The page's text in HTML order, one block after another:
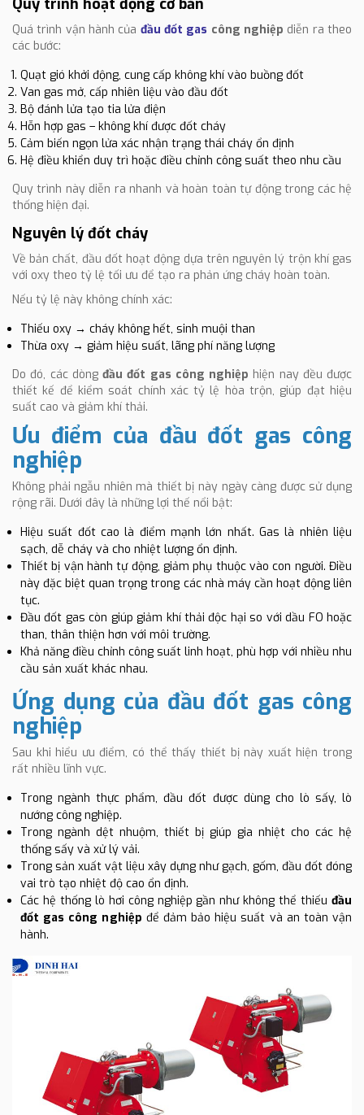
Quá trình vận hành của đầu đốt gas công nghiệp diễn ra theo
các bước:
Quạt gió khởi động, cung cấp không khí vào buồng đốt
Van gas mở, cấp nhiên liệu vào đầu đốt
Bộ đánh lửa tạo tia lửa điện
Hỗn hợp gas – không khí được đốt cháy
Cảm biến ngọn lửa xác nhận trạng thái cháy ổn định
Hệ điều khiển duy trì hoặc điều chỉnh công suất theo nhu cầu
Quy trình này diễn ra nhanh và hoàn toàn tự động trong các hệ
thống hiện đại.
Nguyên lý đốt cháy
Về bản chất, đầu đốt hoạt động dựa trên nguyên lý trộn khí gas
với oxy theo tỷ lệ tối ưu để tạo ra phản ứng cháy hoàn toàn.
Nếu tỷ lệ này không chính xác:
Thiếu oxy → cháy không hết, sinh muội than
Thừa oxy → giảm hiệu suất, lãng phí năng lượng
Do đó, các dòng đầu đốt gas công nghiệp hiện nay đều được
thiết kế để kiểm soát chính xác tỷ lệ hòa trộn, giúp đạt hiệu
suất cao và giảm khí thải.
Ưu điểm của đầu đốt gas công
nghiệp
Không phải ngẫu nhiên mà thiết bị này ngày càng được sử dụng
rộng rãi. Dưới đây là những lợi thế nổi bật:
Hiệu suất đốt cao là điểm mạnh lớn nhất. Gas là nhiên liệu
sạch, dễ cháy và cho nhiệt lượng ổn định.
Thiết bị vận hành tự động, giảm phụ thuộc vào con người. Điều
này đặc biệt quan trọng trong các nhà máy cần hoạt động liên
tục.
Đầu đốt gas còn giúp giảm khí thải độc hại so với dầu FO hoặc
than, thân thiện hơn với môi trường.
Khả năng điều chỉnh công suất linh hoạt, phù hợp với nhiều nhu
cầu sản xuất khác nhau.
Ứng dụng của đầu đốt gas công
nghiệp
Sau khi hiểu ưu điểm, có thể thấy thiết bị này xuất hiện trong
rất nhiều lĩnh vực.
Trong ngành thực phẩm, đầu đốt được dùng cho lò sấy, lò
nướng công nghiệp.
Trong ngành dệt nhuộm, thiết bị giúp gia nhiệt cho các hệ
thống sấy và xử lý vải.
Trong sản xuất vật liệu xây dựng như gạch, gốm, đầu đốt đóng
vai trò tạo nhiệt độ cao ổn định.
Các hệ thống lò hơi công nghiệp gần như không thể thiếu đầu
đốt gas công nghiệp để đảm bảo hiệu suất và an toàn vận
hành.